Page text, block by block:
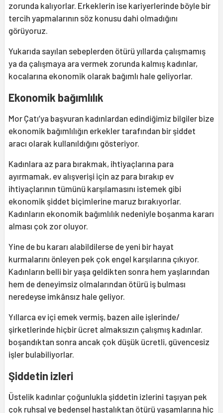
zorunda kalıyorlar. Erkeklerin ise kariyerlerinde böyle bir
tercih yapmalarının söz konusu dahi olmadığını
görüyoruz.
Yukarıda sayılan sebeplerden ötürü yıllarda çalışmamış
ya da çalışmaya ara vermek zorunda kalmış kadınlar,
kocalarına ekonomik olarak bağımlı hale geliyorlar.
Ekonomik bağımlılık
Mor Çatı’ya başvuran kadınlardan edindiğimiz bilgiler bize
ekonomik bağımlılığın erkekler tarafından bir şiddet
aracı olarak kullanıldığını gösteriyor.
Kadınlara az para bırakmak, ihtiyaçlarına para
ayırmamak, ev alışverişi için az para bırakıp ev
ihtiyaçlarının tümünü karşılamasını istemek gibi
ekonomik şiddet biçimlerine maruz bırakıyorlar.
Kadınların ekonomik bağımlılık nedeniyle boşanma kararı
alması çok zor oluyor.
Yine de bu kararı alabildilerse de yeni bir hayat
kurmalarını önleyen pek çok engel karşılarına çıkıyor.
Kadınların belli bir yaşa geldikten sonra hem yaşlarından
hem de deneyimsiz olmalarından ötürü iş bulması
neredeyse imkânsız hale geliyor.
Yıllarca ev içi emek vermiş, bazen aile işlerinde/
şirketlerinde hiçbir ücret almaksızın çalışmış kadınlar.
boşandıktan sonra ancak çok düşük ücretli, güvencesiz
işler bulabiliyorlar.
Şiddetin izleri
Üstelik kadınlar çoğunlukla şiddetin izlerini taşıyan pek
çok ruhsal ve bedensel hastalıktan ötürü yaşamlarına hiç